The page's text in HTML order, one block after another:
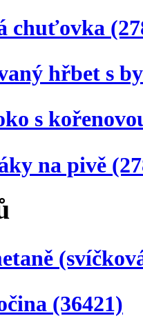
chuťovka
hřbet s
s
na pivě
(36421)